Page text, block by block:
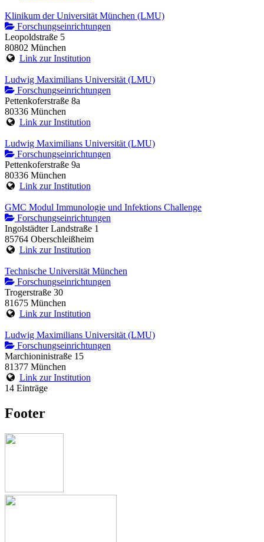
Klinikum der Universität München (LMU)
Forschungseinrichtungen
Leopoldstraße 5
80802 München
Link zur Institution
Ludwig Maximilians Universität (LMU)
Forschungseinrichtungen
Pettenkoferstraße 8a
80336 München
Link zur Institution
Ludwig Maximilians Universität (LMU)
Forschungseinrichtungen
Pettenkoferstraße 9a
80336 München
Link zur Institution
GMC Modul Immunologie und Infektions Challenge
Forschungseinrichtungen
Ingolstädter Landstraße 1
85764 Oberschleißheim
Link zur Institution
Technische Universität München
Forschungseinrichtungen
Trogerstraße 30
81675 München
Link zur Institution
Ludwig Maximilians Universität (LMU)
Forschungseinrichtungen
Marchioninistraße 15
81377 München
Link zur Institution
14 Einträge
Footer